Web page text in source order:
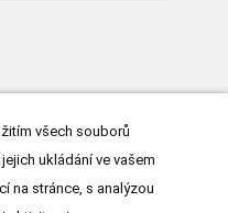
všech souborů
ukládání ve vašem
na stránce, s analýzou